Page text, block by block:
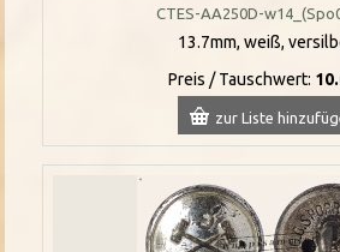
CTES-AA250D-
13.7mm, weiß,
Preis / Tauschwert:
zur Liste